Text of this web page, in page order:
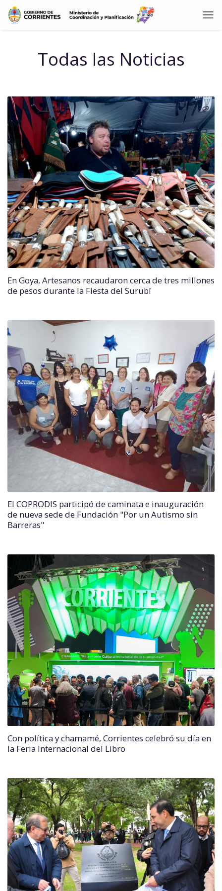
Todas las Noticias
En Goya, Artesanos recaudaron cerca de tres millones
de pesos durante la Fiesta del Surubí
El COPRODIS participó de caminata e inauguración
de nueva sede de Fundación "Por un Autismo sin
Barreras"
Con política y chamamé, Corrientes celebró su día en
la Feria Internacional del Libro